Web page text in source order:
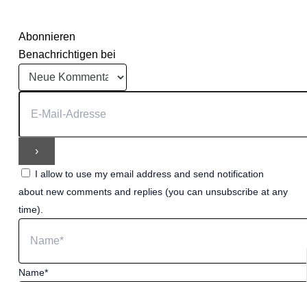
Abonnieren
Benachrichtigen bei
I allow to use my email address and send notification
about new comments and replies (you can unsubscribe at any
time).
Name*